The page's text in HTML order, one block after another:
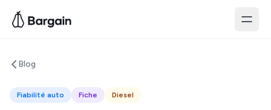
Blog
Fiabilité auto Fiche Diesel